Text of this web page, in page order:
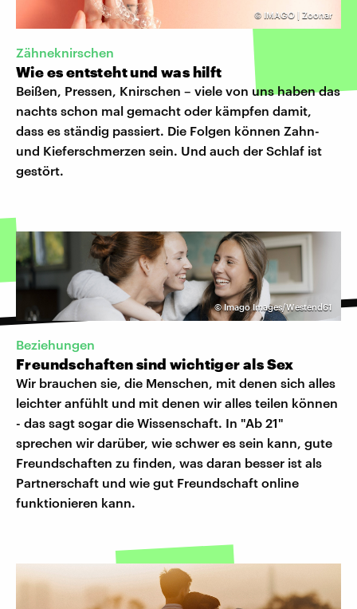
© IMAGO | Zoonar
Zähneknirschen
Wie es entsteht und was hilft
Beißen, Pressen, Knirschen – viele von uns haben das
nachts schon mal gemacht oder kämpfen damit,
dass es ständig passiert. Die Folgen können Zahn-
und Kieferschmerzen sein. Und auch der Schlaf ist
gestört.
©Imago Images/Westend61
Beziehungen
Freundschaften sind wichtiger als Sex
Wir brauchen sie, die Menschen, mit denen sich alles
leichter anfühlt und mit denen wir alles teilen können
- das sagt sogar die Wissenschaft. In "Ab 21"
sprechen wir darüber, wie schwer es sein kann, gute
Freundschaften zu finden, was daran besser ist als
Partnerschaft und wie gut Freundschaft online
funktionieren kann.